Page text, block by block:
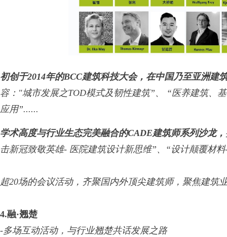
初创于2014年的BCC建筑科技大会，在中国乃至亚洲建
容："城市发展之TOD模式及韧性建筑”、 “医养建筑、
应用”......
学术高度与行业生态完美融合的CADE建筑师系列沙龙，
击新冠致敬英雄- 医院建筑设计新思维”、“设计颠覆材
超20场的会议活动，齐聚国内外顶尖建筑师，聚焦建筑
4.融·翘楚
-多场互动活动，与行业翘楚共话发展之路